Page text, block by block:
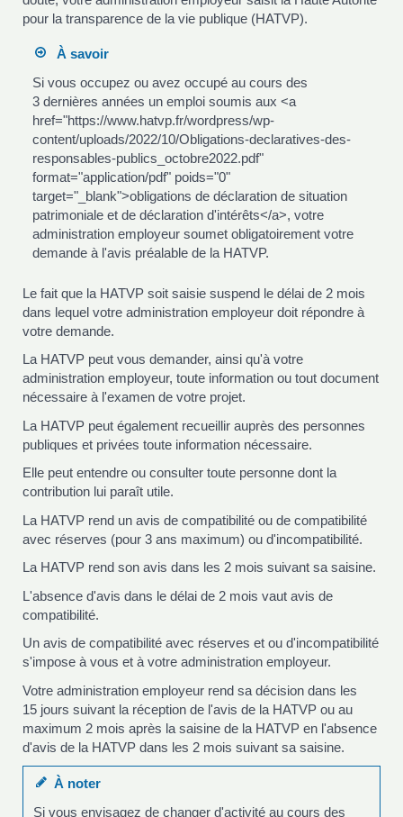
pour la transparence de la vie publique (HATVP).
À savoir
Si vous occupez ou avez occupé au cours des
3 dernières années un emploi soumis aux <a
href="https://www.hatvp.fr/wordpress/wp-
content/uploads/2022/10/Obligations-declaratives-des-
responsables-publics_octobre2022.pdf"
format="application/pdf" poids="0"
target="_blank">obligations de déclaration de situation
patrimoniale et de déclaration d'intérêts</a>, votre
administration employeur soumet obligatoirement votre
demande à l'avis préalable de la HATVP.
Le fait que la HATVP soit saisie suspend le délai de 2 mois
dans lequel votre administration employeur doit répondre à
votre demande.
La HATVP peut vous demander, ainsi qu'à votre
administration employeur, toute information ou tout document
nécessaire à l'examen de votre projet.
La HATVP peut également recueillir auprès des personnes
publiques et privées toute information nécessaire.
Elle peut entendre ou consulter toute personne dont la
contribution lui paraît utile.
La HATVP rend un avis de compatibilité ou de compatibilité
avec réserves (pour 3 ans maximum) ou d'incompatibilité.
La HATVP rend son avis dans les 2 mois suivant sa saisine.
L'absence d'avis dans le délai de 2 mois vaut avis de
compatibilité.
Un avis de compatibilité avec réserves et ou d'incompatibilité
s'impose à vous et à votre administration employeur.
Votre administration employeur rend sa décision dans les
15 jours suivant la réception de l'avis de la HATVP ou au
maximum 2 mois après la saisine de la HATVP en l'absence
d'avis de la HATVP dans les 2 mois suivant sa saisine.
À noter
Si vous envisagez de changer d'activité au cours des